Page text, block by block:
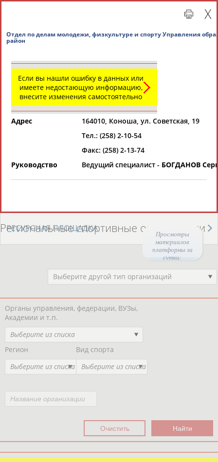
Просмотры
материалов
платформы за
сутки:
Региональные спортивные организации
СВОДНЫЕ ИНДЕКСЫ
РЕСУРСНАЯ ПЛОЩАДКА
Региональные спортивные организации
Выберите другой тип организаций
Органы управления, федерации, ВУЗы,
Академии и т.п.
Выберите из списка
Регион
Выберите из списка
Вид спорта
Выберите из списка
Отдел по делам молодежи, физкультуре и
Если вы нашли ошибку в данных или
имеете недостающую информацию,
внесите изменения самостоятельно
Адрес
164010, Коноша, ул. Советская, 19
Тел.: (258) 2-10-54
Факс: (258) 2-13-74
Руководство
Ведущий специалист - БОГДАНОВ